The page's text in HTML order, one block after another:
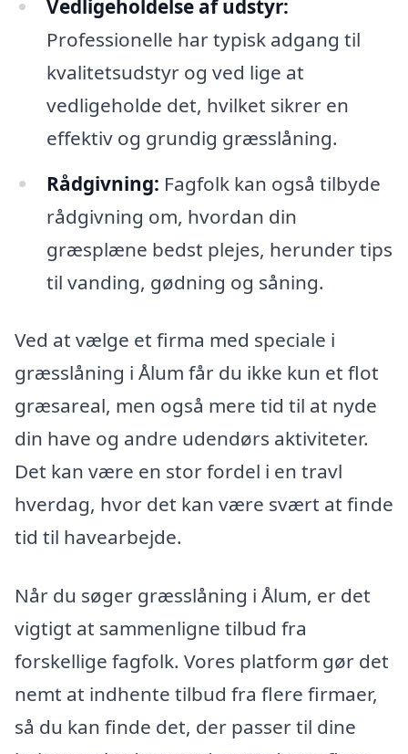
Vedligeholdelse af udstyr:
Professionelle har typisk adgang til
kvalitetsudstyr og ved lige at
vedligeholde det, hvilket sikrer en
effektiv og grundig græsslåning.
Rådgivning: Fagfolk kan også tilbyde
rådgivning om, hvordan din
græsplæne bedst plejes, herunder tips
til vanding, gødning og såning.
Ved at vælge et firma med speciale i
græsslåning i Ålum får du ikke kun et flot
græsareal, men også mere tid til at nyde
din have og andre udendørs aktiviteter.
Det kan være en stor fordel i en travl
hverdag, hvor det kan være svært at finde
tid til havearbejde.
Når du søger græsslåning i Ålum, er det
vigtigt at sammenligne tilbud fra
forskellige fagfolk. Vores platform gør det
nemt at indhente tilbud fra flere firmaer,
så du kan finde det, der passer til dine